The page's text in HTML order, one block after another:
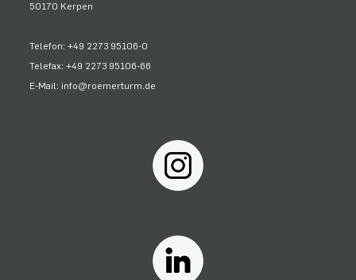
50170 Kerpen
Telefon: +49 2273 95106-0
Telefax: +49 2273 95106-66
E-Mail: info@roemerturm.de